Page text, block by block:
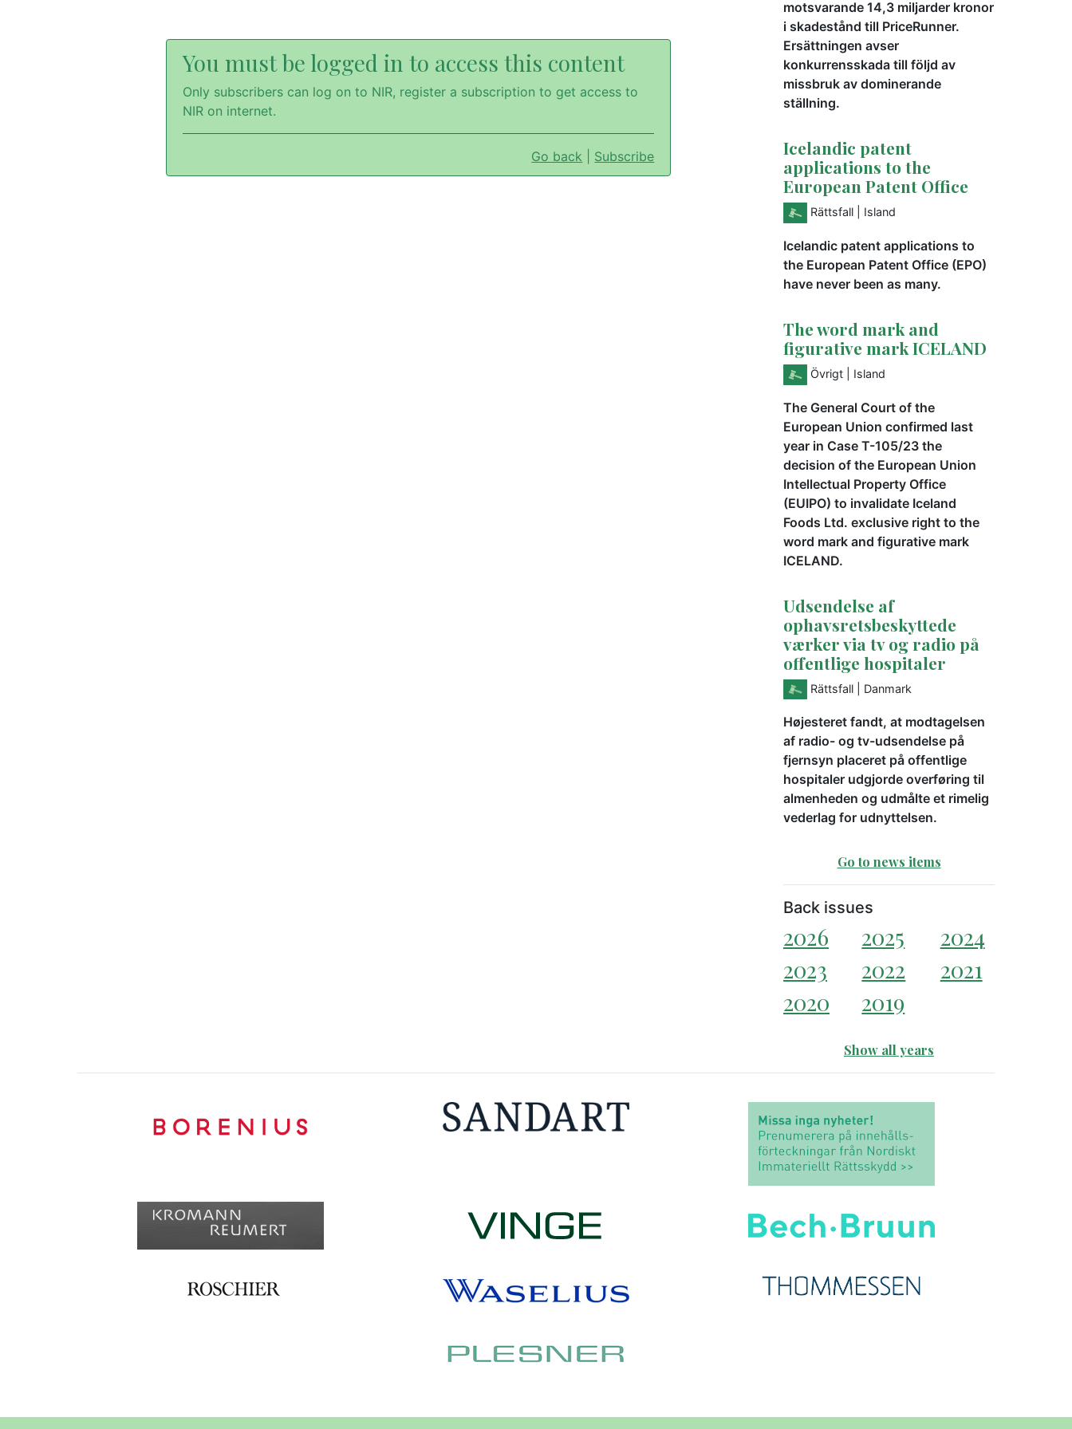
You must be logged in to access this content
Only subscribers can log on to NIR, register a subscription to get access to
NIR on internet.
Go back Subscribe
motsvarande 14,3 miljarder kronor
i skadestånd till PriceRunner.
Ersättningen avser
konkurrensskada till följd av
missbruk av dominerande
ställning.
Icelandic patent
applications to the
European Patent Office
Rättsfall | Island
Icelandic patent applications to
the European Patent Office (EPO)
have never been as many.
The word mark and
figurative mark ICELAND
Övrigt | Island
The General Court of the
European Union confirmed last
year in Case T-105/23 the
decision of the European Union
Intellectual Property Office
(EUIPO) to invalidate Iceland
Foods Ltd. exclusive right to the
word mark and figurative mark
ICELAND.
Udsendelse af
ophavsretsbeskyttede
værker via tv og radio på
offentlige hospitaler
Rättsfall | Danmark
Højesteret fandt, at modtagelsen
af radio- og tv-udsendelse på
fjernsyn placeret på offentlige
hospitaler udgjorde overføring til
almenheden og udmålte et rimelig
vederlag for udnyttelsen.
Go to news items
Back issues
2026 2025
2024
2023
2022
2021
2020
2019
Show all years